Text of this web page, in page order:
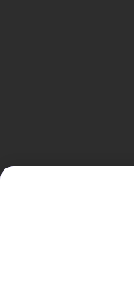
Denna